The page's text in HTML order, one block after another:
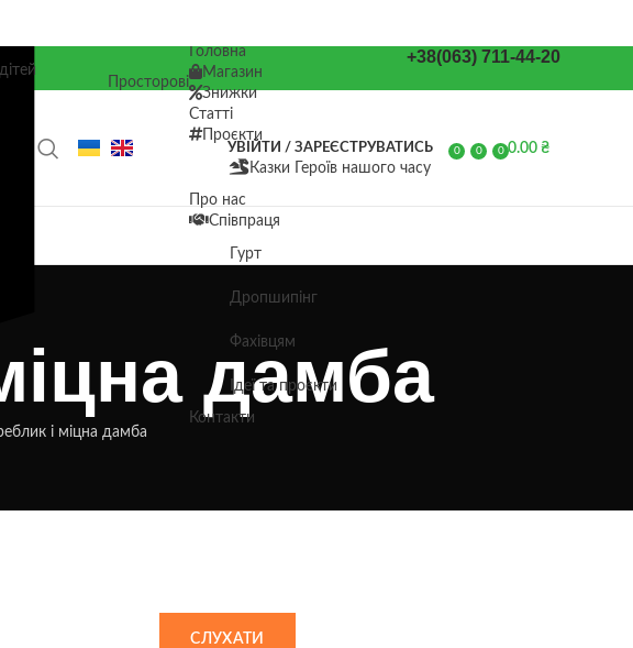
+38(063) 711-44-20
УВІЙТИ / ЗАРЕЄСТРУВАТИСЬ 0 0
0 0.00 ₴
Просторові
Головна
Магазин
Знижки
Статті
Проєкти
Казки Героїв нашого часу
Про нас
Співпраця
Гурт
Дропшипінг
Фахівцям
Ідеї та проєкти
Контакти
дамба
і міцна дамба
СЛУХАТИ